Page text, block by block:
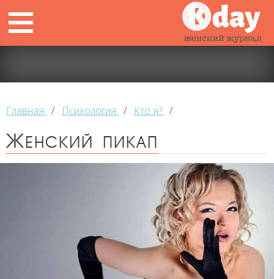
Главная / Психология / Кто я? /
Женский пикап